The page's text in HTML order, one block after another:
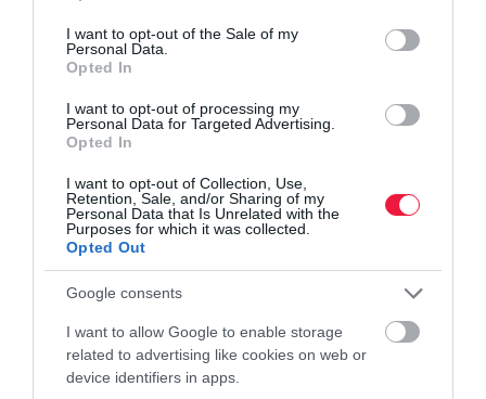
use your data for below specified purposes in below Google
consent section.
I want to opt-out of the Sale of my
Personal Data.
Opted In
I want to opt-out of processing my
Personal Data for Targeted Advertising.
Opted In
I want to opt-out of Collection, Use,
Retention, Sale, and/or Sharing of my
Personal Data that Is Unrelated with the
Purposes for which it was collected.
Opted Out
Google consents
I want to allow Google to enable storage
related to advertising like cookies on web or
device identifiers in apps.